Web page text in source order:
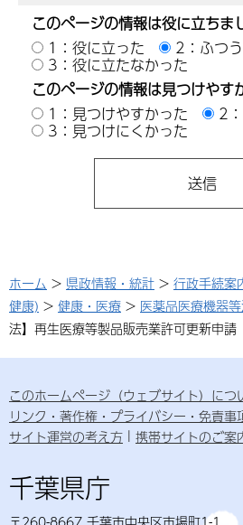
このページの情報は役に立ちま
1：役に立った
2：ふつう
3：役に立たなかった
このページの情報は見つけやす
1：見つけやすかった
2
3：見つけにくかった
ホーム > 県政情報・統計 > 行政手続案
健康) > 健康・医療 > 医薬品医療機器
法】再生医療等製品販売業許可更新申請
このホームページ（ウェブサイト）につ
リンク・著作権・プライバシー・免責事
サイト運営の考え方
携帯サイトのご案
千葉県庁